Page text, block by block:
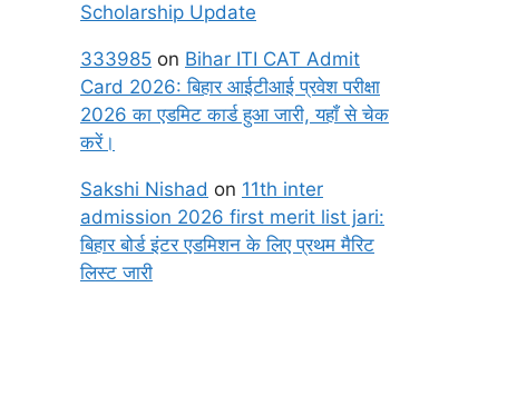
Scholarship Update
333985 on Bihar ITI CAT Admit
Card 2026: बिहार आईटीआई प्रवेश परीक्षा
2026 का एडमिट कार्ड हुआ जारी, यहाँ से चेक
करें।
Sakshi Nishad on 11th inter
admission 2026 first merit list jari:
बिहार बोर्ड इंटर एडमिशन के लिए प्रथम मैरिट
लिस्ट जारी